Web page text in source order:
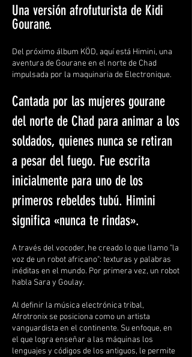
Una versión afrofuturista de Kidi
Gourane.
Del próximo álbum KÖD, aquí está Himini, una
aventura de Gourane en el norte de Chad
impulsada por la maquinaria de Electronique.
Cantada por las mujeres gourane
del norte de Chad para animar a los
soldados, quienes nunca se retiran
a pesar del fuego. Fue escrita
inicialmente para uno de los
primeros rebeldes tubú. Himini
significa «nunca te rindas».
A través del vocoder, he creado lo que llamo "la
voz de un robot africano": texturas y palabras
inéditas en el mundo. Por primera vez, un robot
habla Sara y Goulay.
Al definir la música electrónica tribal,
Afrotronix se posiciona como un artista
vanguardista en el continente. Su enfoque, en
el que logra enseñar a las máquinas los
lenguajes y códigos de los antiguos, le permite